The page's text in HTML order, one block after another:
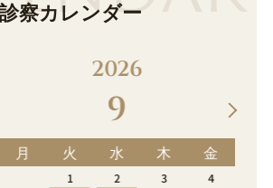
診察カレンダー
2026
火 水 木 金 土
2
3 4 5